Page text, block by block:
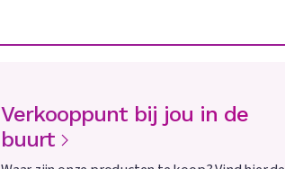
Verkooppunt bij jou in de
buurt